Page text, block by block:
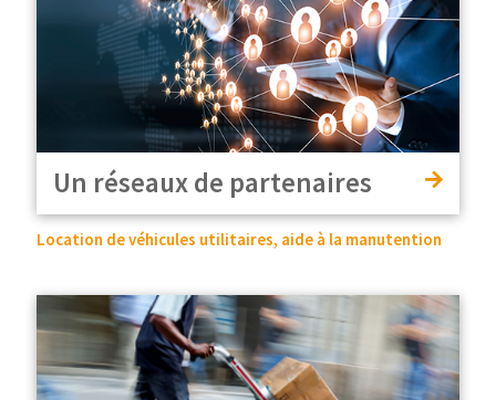
Un réseaux de partenaires
Location de véhicules utilitaires, aide à la manutention